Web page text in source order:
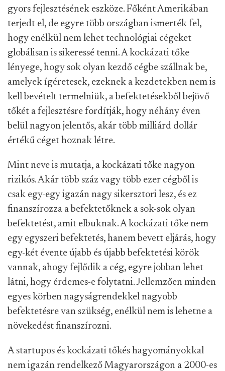
gyors fejlesztésének eszköze. Főként Amerikában
terjedt el, de egyre több országban ismerték fel,
hogy enélkül nem lehet technológiai cégeket
globálisan is sikeressé tenni. A kockázati tőke
lényege, hogy sok olyan kezdő cégbe szállnak be,
amelyek ígéretesek, ezeknek a kezdetekben nem is
kell bevételt termelniük, a befektetésekből bejövő
tőkét a fejlesztésre fordítják, hogy néhány éven
belül nagyon jelentős, akár több milliárd dollár
értékű céget hoznak létre.
Mint neve is mutatja, a kockázati tőke nagyon
rizikós. Akár több száz vagy több ezer cégből is
csak egy-egy igazán nagy sikersztori lesz, és ez
finanszírozza a befektetőknek a sok-sok olyan
befektetést, amit elbuknak. A kockázati tőke nem
egy egyszeri befektetés, hanem bevett eljárás, hogy
egy-két évente újabb és újabb befektetési körök
vannak, ahogy fejlődik a cég, egyre jobban lehet
látni, hogy érdemes-e folytatni. Jellemzően minden
egyes körben nagyságrendekkel nagyobb
befektetésre van szükség, enélkül nem is lehetne a
növekedést finanszírozni.
A startupos és kockázati tőkés hagyományokkal
nem igazán rendelkező Magyarországon a 2000-es